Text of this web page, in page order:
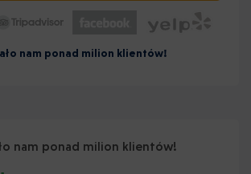
nam ponad milion klientów!
nam ponad milion klientów!